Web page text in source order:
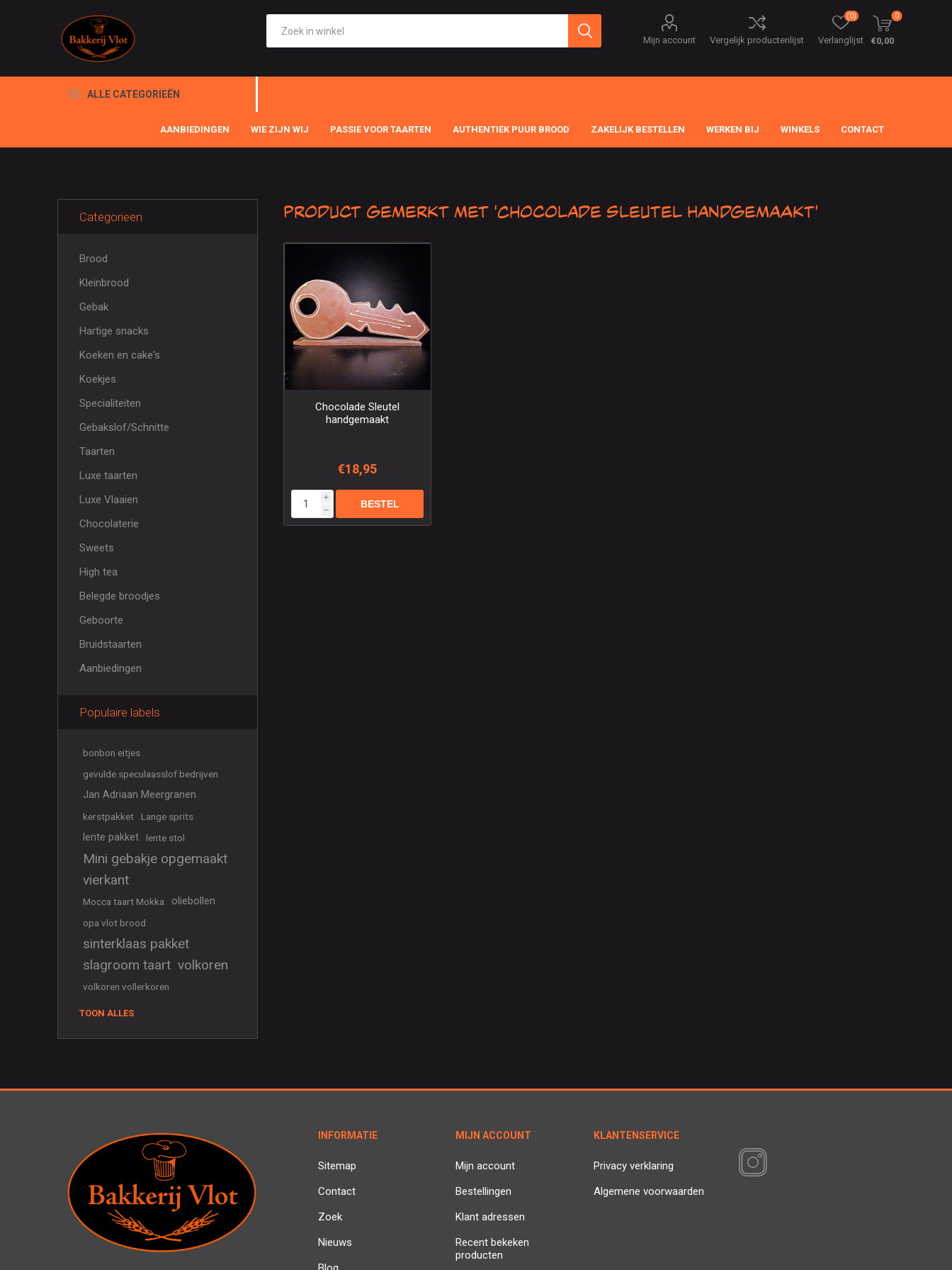
Mijn account Vergelijk productenlijst Verlanglijst
(0) 0
€0,00
ALLE CATEGORIEËN
AANBIEDINGEN WIE ZIJN WIJ PASSIE VOOR TAARTEN AUTHENTIEK PUUR BROOD ZAKELIJK BESTELLEN WERKEN BIJ WINKELS CONTACT
Product gemerkt met 'Chocolade Sleutel Handgemaakt'
Chocolade Sleutel
handgemaakt
€18,95
i
h
Categorieen
Brood
Kleinbrood
Gebak
Hartige snacks
Koeken en cake's
Koekjes
Specialiteiten
Gebakslof/Schnitte
Taarten
Luxe taarten
Luxe Vlaaien
Chocolaterie
Sweets
High tea
Belegde broodjes
Geboorte
Bruidstaarten
Aanbiedingen
Populaire labels
bonbon eitjes
gevulde speculaasslof bedrijven
Jan Adriaan Meergranen
kerstpakket Lange sprits
lente pakket lente stol
Mini gebakje opgemaakt
vierkant
Mocca taart Mokka oliebollen
opa vlot brood
sinterklaas pakket
slagroom taart volkoren
volkoren vollerkoren
TOON ALLES
INFORMATIE
Sitemap
Contact
Zoek
Nieuws
MIJN ACCOUNT
Mijn account
Bestellingen
Klant adressen
Recent bekeken
producten
KLANTENSERVICE
Privacy verklaring
Algemene voorwaarden